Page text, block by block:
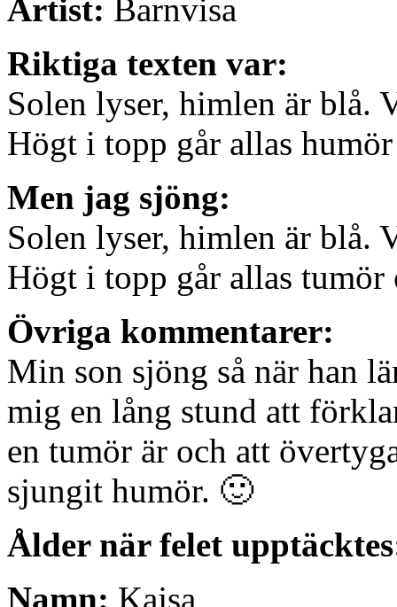
Artist: Barnvisa
Riktiga texten var:
Solen lyser, himlen är blå.
Högt i topp går allas
Men jag sjöng:
Solen lyser, himlen är blå.
Högt i topp går allas tumör
Övriga kommentarer:
Min son sjöng så när han
mig en lång stund att
en tumör är och att
sjungit humör. 🙂
Ålder när felet
Namn: Kajsa